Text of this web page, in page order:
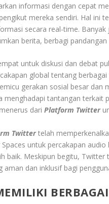
informasi dengan cepat
mereka sendiri. Hal ini
secara real-time.
berita, berbagi
untuk diskusi dan debat
global tentang
gerakan sosial besar dan
menghadapi tantangan terkait
dariPlatform Twitter
Twittertelah
untuk percakapan
baik. Meskipun begitu,
dan inklusif bagi